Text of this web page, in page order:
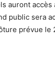
auront accès
public sera
prévue le